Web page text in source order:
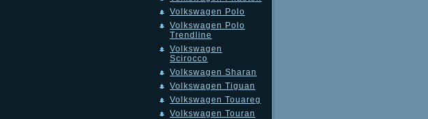
Volkswagen Polo
Volkswagen Polo
Trendline
Volkswagen
Scirocco
Volkswagen Sharan
Volkswagen Tiguan
Volkswagen Touareg
Volkswagen Touran